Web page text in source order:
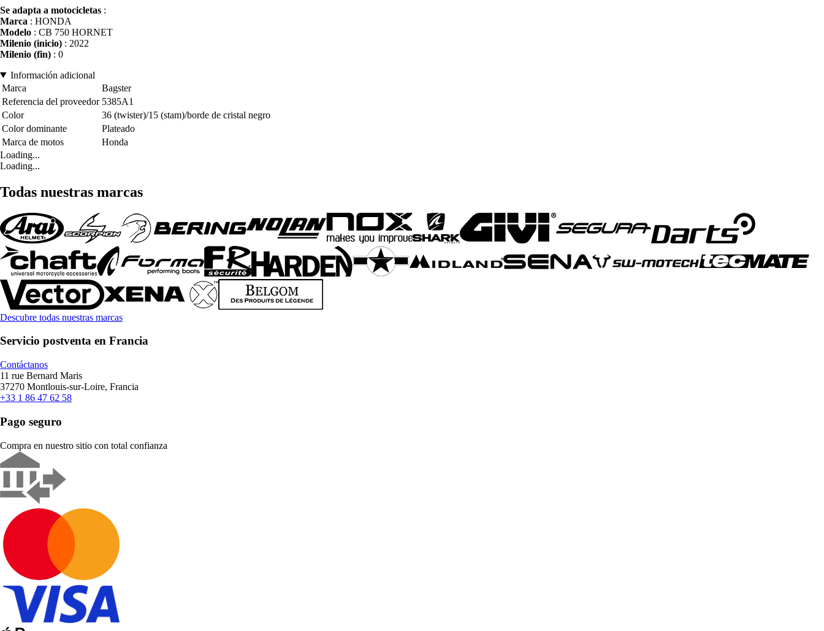
Se adapta a motocicletas :
Marca : HONDA
Modelo : CB 750 HORNET
Milenio (inicio) : 2022
Milenio (fin) : 0
Información adicional
Marca
Bagster
Referencia del proveedor 5385A1
Color
36 (twister)/15 (stam)/borde de cristal negro
Color dominante
Plateado
Marca de motos
Honda
Loading...
Loading...
Todas nuestras marcas
Descubre todas nuestras marcas
Servicio postventa en Francia
Contáctanos
11 rue Bernard Maris
37270 Montlouis-sur-Loire, Francia
+33 1 86 47 62 58
Pago seguro
Compra en nuestro sitio con total confianza